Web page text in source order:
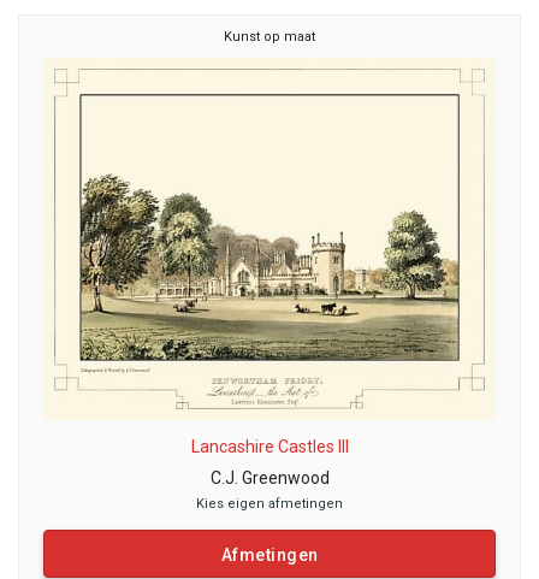
Kunst op maat
Lancashire Castles III
C.J. Greenwood
Kies eigen afmetingen
Afmetingen